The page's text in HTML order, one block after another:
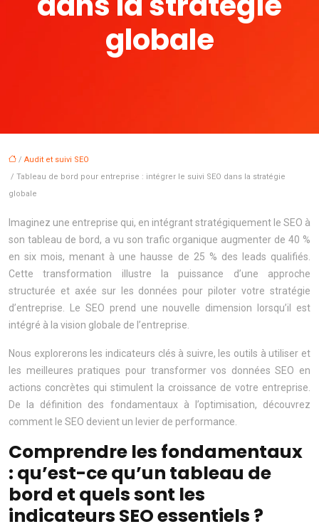
globale
/ Audit et suivi SEO
/ Tableau de bord pour entreprise : intégrer le suivi SEO dans la stratégie
globale
Imaginez une entreprise qui, en intégrant stratégiquement le SEO à
son tableau de bord, a vu son trafic organique augmenter de 40 %
en six mois, menant à une hausse de 25 % des leads qualifiés.
Cette transformation illustre la puissance d’une approche
structurée et axée sur les données pour piloter votre stratégie
d’entreprise. Le SEO prend une nouvelle dimension lorsqu’il est
intégré à la vision globale de l’entreprise.
Nous explorerons les indicateurs clés à suivre, les outils à utiliser et
les meilleures pratiques pour transformer vos données SEO en
actions concrètes qui stimulent la croissance de votre entreprise.
De la définition des fondamentaux à l’optimisation, découvrez
comment le SEO devient un levier de performance.
Comprendre les fondamentaux
: qu’est-ce qu’un tableau de
bord et quels sont les
indicateurs SEO essentiels ?